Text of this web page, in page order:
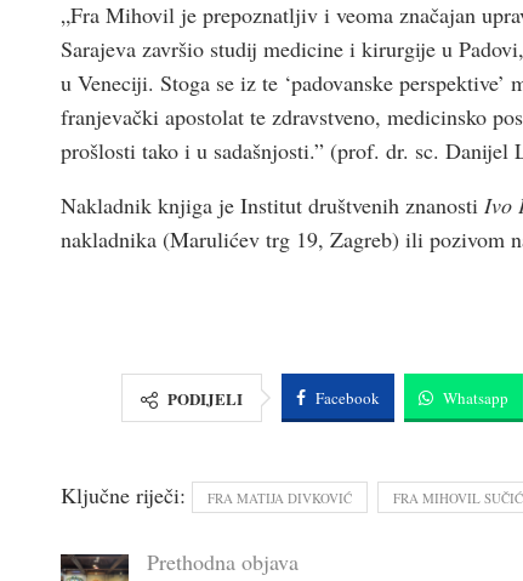
„Fra Mihovil je prepoznatljiv i veoma značajan
Sarajeva završio studij medicine i kirurgije u
u Veneciji. Stoga se iz te ‘padovanske
franjevački apostolat te zdravstveno, medicinsko
prošlosti tako i u sadašnjosti.” (prof. dr. sc. Danijel
Nakladnik knjiga je Institut društvenih znanosti Ivo
nakladnika (Marulićev trg 19, Zagreb) ili pozivom
PODIJELI Facebook Whatsapp
Ključne riječi: FRA MATIJA DIVKOVIĆ FRA MIHOVIL SUČIĆ
Prethodna objava